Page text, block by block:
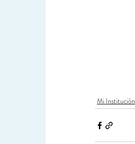
Mi Institución